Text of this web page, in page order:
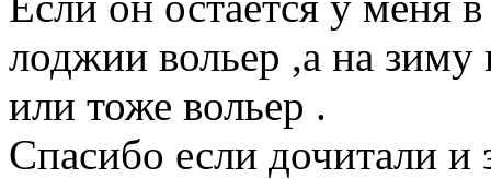
лоджии вольер ,а на
или тоже вольер .
Спасибо если дочитали и